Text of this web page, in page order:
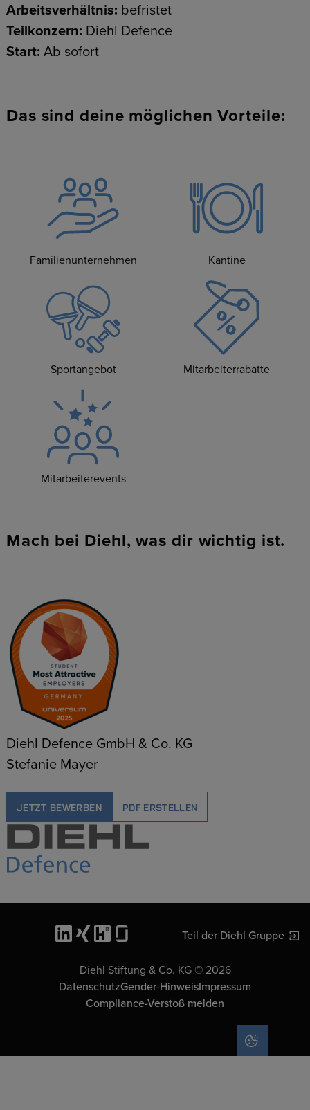
Arbeitsverhältnis: befristet
Teilkonzern: Diehl Defence
Start: Ab sofort
Das sind deine möglichen Vorteile:
Familienunternehmen Kantine
Sportangebot Mitarbeiterrabatte
Mitarbeiterevents
Mach bei Diehl, was dir wichtig ist.
Diehl Defence GmbH & Co. KG
Stefanie Mayer
JETZT BEWERBEN PDF ERSTELLEN
Teil der Diehl Gruppe
Diehl Stiftung & Co. KG © 2026
DatenschutzGender-HinweisImpressum
Compliance-Verstoß melden
COOKIE-